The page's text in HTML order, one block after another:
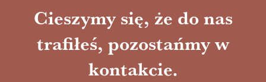
Cieszymy się, że do nas
trafiłeś, pozostańmy w
kontakcie.